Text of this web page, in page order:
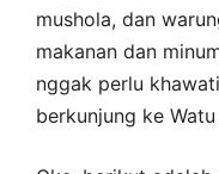
mushola, dan
makanan dan
nggak perlu
berkunjung ke